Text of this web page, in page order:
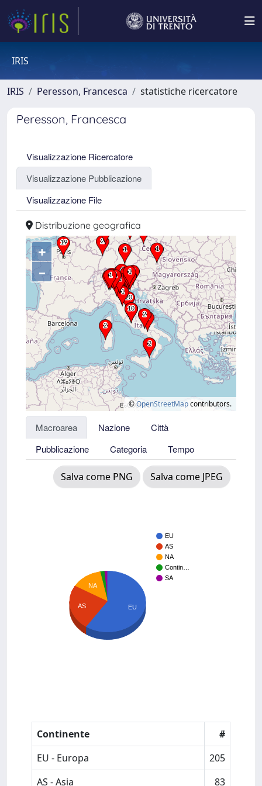
IRIS
IRIS Peresson, Francesca statistiche ricercatore
Peresson, Francesca
Visualizzazione Ricercatore
Visualizzazione Pubblicazione
Visualizzazione File
Distribuzione geografica
+
–
©OpenStreetMapcontributors.
Macroarea Nazione
Città
Pubblicazione
Categoria Tempo
Salva come PNG Salva come JPEG
EU
AS
NA
Contin…
SA
NA
AS EU
Continente
#
EU - Europa
205
AS - Asia
83